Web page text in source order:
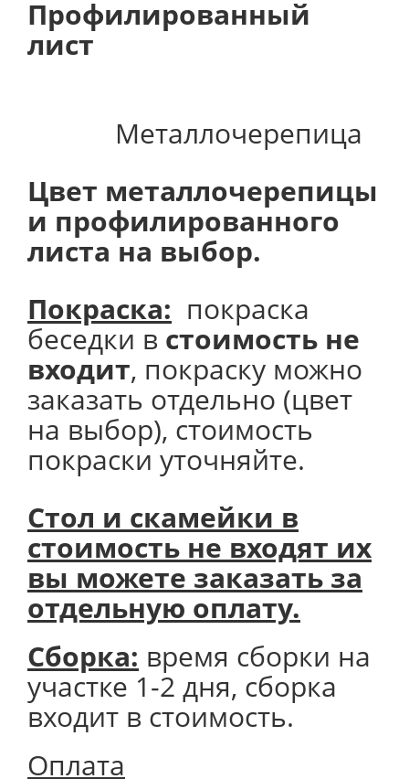
Профилированный
лист
Металлочерепица
Цвет металлочерепицы
и профилированного
листа на выбор.
Покраска: покраска
беседки в стоимость не
входит, покраску можно
заказать отдельно (цвет
на выбор), стоимость
покраски уточняйте.
Стол и скамейки в
стоимость не входят их
вы можете заказать за
отдельную оплату.
Сборка: время сборки на
участке 1-2 дня, сборка
входит в стоимость.
Оплата